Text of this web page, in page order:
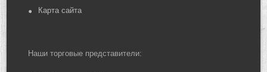
Карта сайта
Наши торговые представители: